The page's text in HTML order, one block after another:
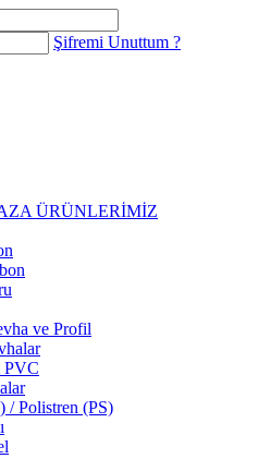
Şifremi Unuttum ?
ÜRÜNLERİMİZ
ve Profil
PVC
/ Polistren (PS)